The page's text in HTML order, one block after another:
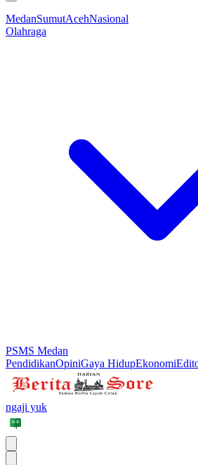
MedanSumutAcehNasional
Olahraga
PSMS Medan
PendidikanOpiniGaya HidupEkonomi
ngaji yuk